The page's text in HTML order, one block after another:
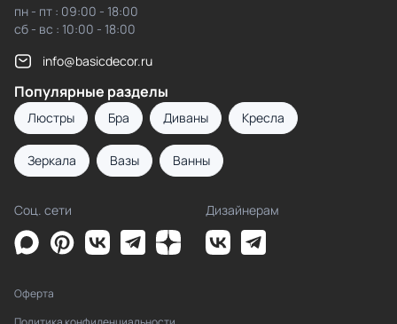
пн - пт : 09:00 - 18:00
сб - вс : 10:00 - 18:00
info@basicdecor.ru
Популярные разделы
Люстры Бра Диваны Кресла
Зеркала Вазы Ванны
Соц. сети Дизайнерам
Оферта